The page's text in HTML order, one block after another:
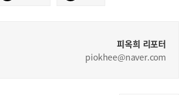
피옥희 리포터
piokhee@naver.com